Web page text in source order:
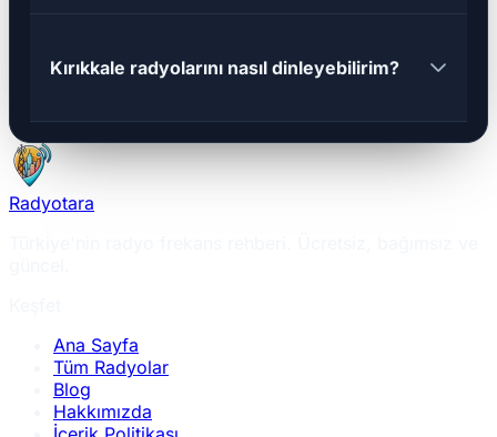
Kırıkkale radyolarını nasıl dinleyebilirim?
Radyotara
Ana Sayfa
Tüm Radyolar
Blog
Hakkımızda